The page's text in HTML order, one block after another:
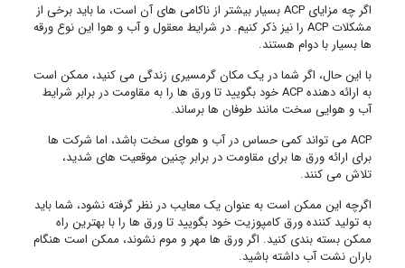
اگر چه مزایای ACP بسیار بیشتر از ناکامی های آن است، ما باید برخی از
مشکلات ACP را نیز ذکر کنیم. در شرایط معقول و آب و هوا این نوع ورقه
ها بسیار با دوام هستند.
با این حال، اگر شما در یک مکان گرمسیری زندگی می کنید، ممکن است
به ارائه دهنده ACP خود بگویید تا ورق ها را به مقاومت در برابر شرایط
آب و هوایی سخت مانند طوفان ها برساند.
ACP می تواند کمی حساس در آب و هوای سخت باشد، اما شرکت ها
برای ارائه ورق ها برای مقاومت در برابر چنین موقعیت های شدید،
تلاش می کنند.
اگرچه این ممکن است به عنوان یک معایب در نظر گرفته نشود، شما باید
به تولید کننده ورق کامپوزیت خود بگویید تا ورق ها را با بهترین راه
ممکن بسته بندی کنید. اگر ورق ها مهر و موم نشوند، ممکن است هنگام
باران نشت آب داشته باشید.